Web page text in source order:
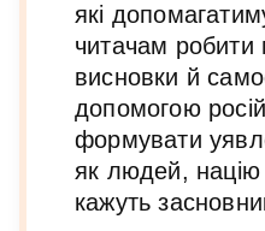
які
читачам робити
висновки й
допомогою
формувати
як людей,
кажуть